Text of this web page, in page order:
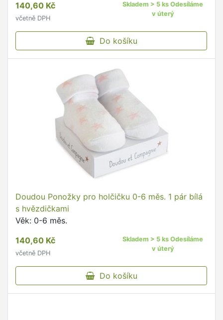
140,60 Kč
včetně DPH
Skladem > 5 ks Odesíláme
v úterý
Do košíku
Doudou Ponožky pro holčičku 0-6 měs. 1 pár bílá
s hvězdičkami
Věk: 0-6 měs.
140,60 Kč
včetně DPH
Skladem > 5 ks Odesíláme
v úterý
Do košíku